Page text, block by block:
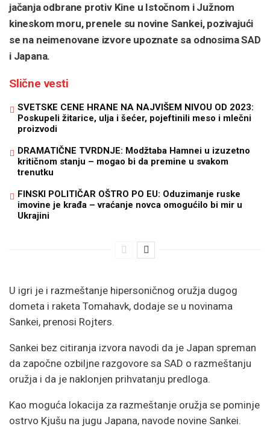
jačanja odbrane protiv Kine u Istočnom i Južnom
kineskom moru, prenele su novine Sankei, pozivajući
se na neimenovane izvore upoznate sa odnosima SAD
i Japana.
Slične vesti
SVETSKE CENE HRANE NA NAJVIŠEM NIVOU OD 2023:
Poskupeli žitarice, ulja i šećer, pojeftinili meso i mlečni
proizvodi
DRAMATIČNE TVRDNJE: Modžtaba Hamnei u izuzetno
kritičnom stanju – mogao bi da premine u svakom
trenutku
FINSKI POLITIČAR OŠTRO PO EU: Oduzimanje ruske
imovine je krađa – vraćanje novca omogućilo bi mir u
Ukrajini
U igri je i razmeštanje hipersoničnog oružja dugog
dometa i raketa Tomahavk, dodaje se u novinama
Sankei, prenosi Rojters.
Sankei bez citiranja izvora navodi da je Japan spreman
da započne ozbiljne razgovore sa SAD o razmeštanju
oružja i da je naklonjen prihvatanju predloga.
Kao moguća lokacija za razmeštanje oružja se pominje
ostrvo Kjušu na jugu Japana, navode novine Sankei.